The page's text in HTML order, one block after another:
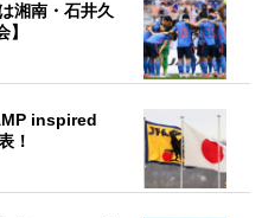
湘南・石井久
inspired
！